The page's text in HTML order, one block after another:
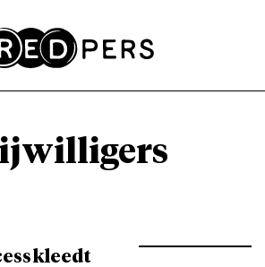
kleedt